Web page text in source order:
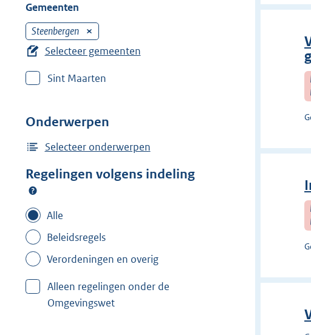
Gemeenten
Steenbergen
e
w
d
e
f
e
r
S
t
Selecteer gemeenten
Sint Maarten
Onderwerpen
Selecteer onderwerpen
Regelingen volgens indeling
Alle
Beleidsregels
Verordeningen en overig
Alleen regelingen onder de
Omgevingswet